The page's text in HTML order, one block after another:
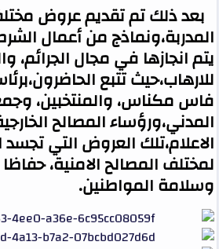
بعد ذلك تم تقديم عروض
المدربة،ونماذج من أعمال
يتم انجازها في مجال الجرائم،
للارهاب،حيث تتبع
فاس مكناس، والمنتخبين،
المدني،ورؤساء المصالح
الاعلام،تلك العروض التي
لمختلف المصالح الامنية،
وسلامة المواطنين.